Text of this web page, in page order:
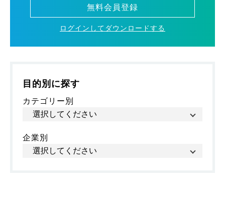
無料会員登録
ログインしてダウンロードする
目的別に探す
カテゴリー別
企業別